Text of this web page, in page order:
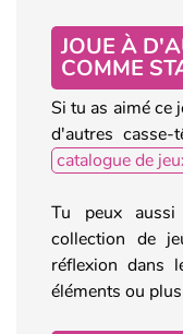
JOUE À
COMME
Si tu as aimé ce
d'autres
catalogue de
Tu peux
collection de
réflexion dans
éléments ou